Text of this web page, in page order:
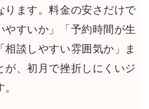
ります。料金の安さだけで
やすいか」「予約時間が生
談しやすい雰囲気か」ま
が、初月で挫折しにくいジ